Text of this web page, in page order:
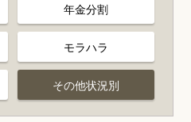
年金分割
モラハラ
その他状況別